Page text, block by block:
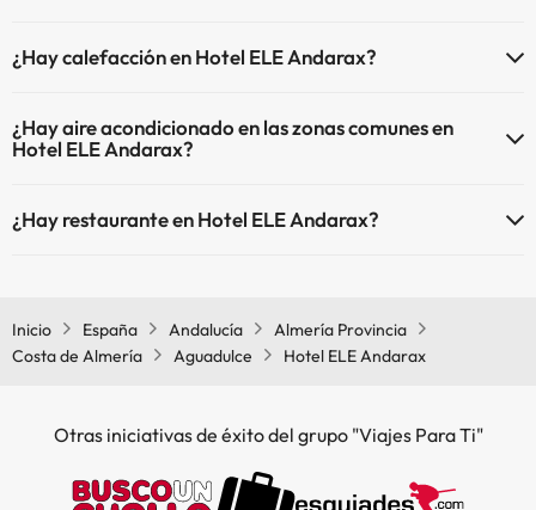
¿Hay calefacción en Hotel ELE Andarax?
¿Hay aire acondicionado en las zonas comunes en
Hotel ELE Andarax?
comunes.
¿Hay restaurante en Hotel ELE Andarax?
Inicio España Andalucía
Almería Provincia
Costa de Almería
Aguadulce Hotel ELE Andarax
Otras iniciativas de éxito del grupo "Viajes Para Ti"